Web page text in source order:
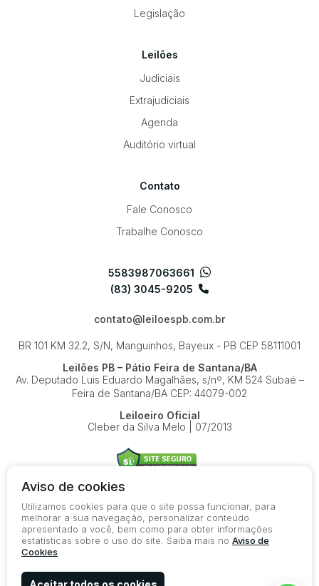
Legislação
Leilões
Judiciais
Extrajudiciais
Agenda
Auditório virtual
Contato
Fale Conosco
Trabalhe Conosco
5583987063661
(83) 3045-9205
contato@leiloespb.com.br
BR 101 KM 32.2, S/N, Manguinhos, Bayeux - PB CEP 58111001
Leilões PB – Pátio Feira de Santana/BA
Av. Deputado Luis Eduardo Magalhães, s/nº, KM 524Subaé –
Feira de Santana/BA CEP: 44079-002
Leiloeiro Oficial
Cleber da Silva Melo | 07/2013
© 2026-present - Todos os direitos reservados
Política de Privacidade
Termos de Uso
Aviso de cookies
Utilizamos cookies para que o site possa funcionar, para
melhorar a sua navegação, personalizar conteúdo
apresentado a você, bem como para obter informações
estatísticas sobre o uso do site. Saiba mais no Aviso de
Cookies